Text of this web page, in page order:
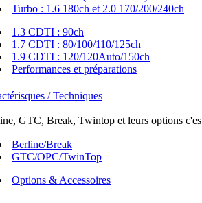
Turbo : 1.6 180ch et 2.0 170/200/240ch
1.3 CDTI : 90ch
1.7 CDTI : 80/100/110/125ch
1.9 CDTI : 120/120Auto/150ch
Performances et préparations
/ Techniques
GTC, Break, Twintop et leurs options
Berline/Break
GTC/OPC/TwinTop
Options & Accessoires